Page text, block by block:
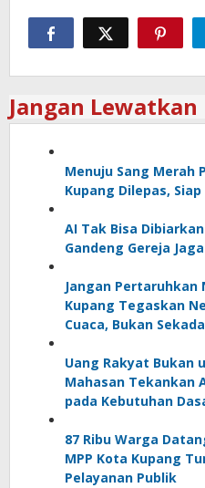
Jangan Lewatkan
Menuju Sang Merah
Kupang Dilepas,
AI Tak Bisa
Gandeng Gereja
Jangan Pertaruhkan
Kupang Tegaskan
Cuaca, Bukan
Uang Rakyat Bukan
Mahasan Tekankan
pada Kebutuhan
87 Ribu Warga
MPP Kota Kupang
Pelayanan Publik